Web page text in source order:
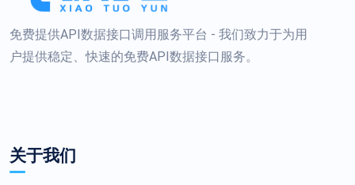
免费提供API数据接口调用服务平台 - 我们致力于为用
户提供稳定、快速的免费API数据接口服务。
关于我们